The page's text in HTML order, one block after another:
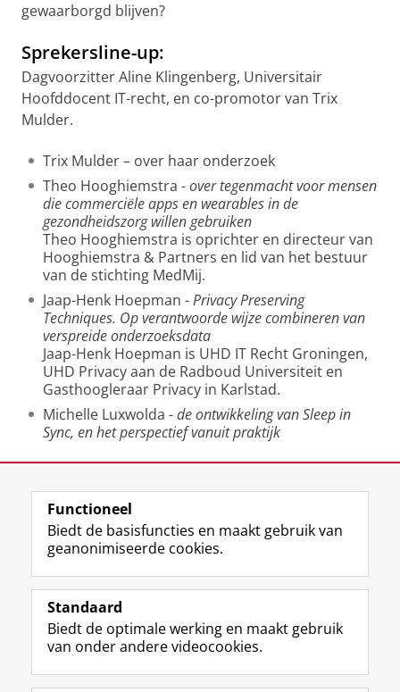
gewaarborgd blijven?
Sprekersline-up:
Dagvoorzitter Aline Klingenberg, Universitair
Hoofddocent IT-recht, en co-promotor van Trix
Mulder.
Trix Mulder – over haar onderzoek
Theo Hooghiemstra -over tegenmacht voor mensen
die commerciële apps en wearables in de
gezondheidszorg willen gebruiken
Theo Hooghiemstra is oprichter en directeur van
Hooghiemstra & Partners en lid van het bestuur
van de stichting MedMij.
Jaap-Henk Hoepman -Privacy Preserving
Techniques. Op verantwoorde wijze combineren van
verspreide onderzoeksdata
Jaap-Henk Hoepman is UHD IT Recht Groningen,
UHD Privacy aan de Radboud Universiteit en
Gasthoogleraar Privacy in Karlstad.
Michelle Luxwolda -de ontwikkeling van Sleep in
Sync, en het perspectief vanuit praktijk
Volg de RUG
F
a
e
b
o
L
i
k
e
I
R
S
-
f
e
I
n
t
r
Y
o
T
e
Studiekiezers
Functioneel
Biedt de basisfuncties en maakt gebruik van
geanonimiseerde cookies.
Standaard
Biedt de optimale werking en maakt gebruik
van onder andere videocookies.